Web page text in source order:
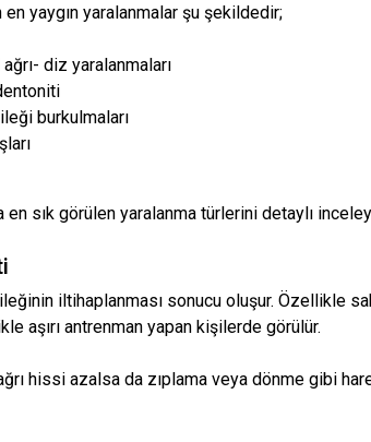
en yaygın yaralanmalar şu şekildedir;
diz yaralanmaları
burkulmaları
en sık görülen yaralanma türlerini detaylı
iltihaplanması sonucu oluşur. Özellikle
aşırı antrenman yapan kişilerde görülür.
ağrı hissi azalsa da zıplama veya dönme gibi